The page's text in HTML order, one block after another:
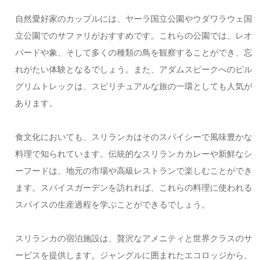
自然愛好家のカップルには、ヤーラ国立公園やウダワラウェ国
立公園でのサファリがおすすめです。これらの公園では、レオ
パードや象、そして多くの種類の鳥を観察することができ、忘
れがたい体験となるでしょう。また、アダムスピークへのピル
グリムトレックは、スピリチュアルな旅の一環としても人気が
あります。
食文化においても、スリランカはそのスパイシーで風味豊かな
料理で知られています。伝統的なスリランカカレーや新鮮なシ
ーフードは、地元の市場や高級レストランで楽しむことができ
ます。スパイスガーデンを訪れれば、これらの料理に使われる
スパイスの生産過程を学ぶことができるでしょう。
スリランカの宿泊施設は、贅沢なアメニティと世界クラスのサ
ービスを提供します。ジャングルに囲まれたエコロッジから、